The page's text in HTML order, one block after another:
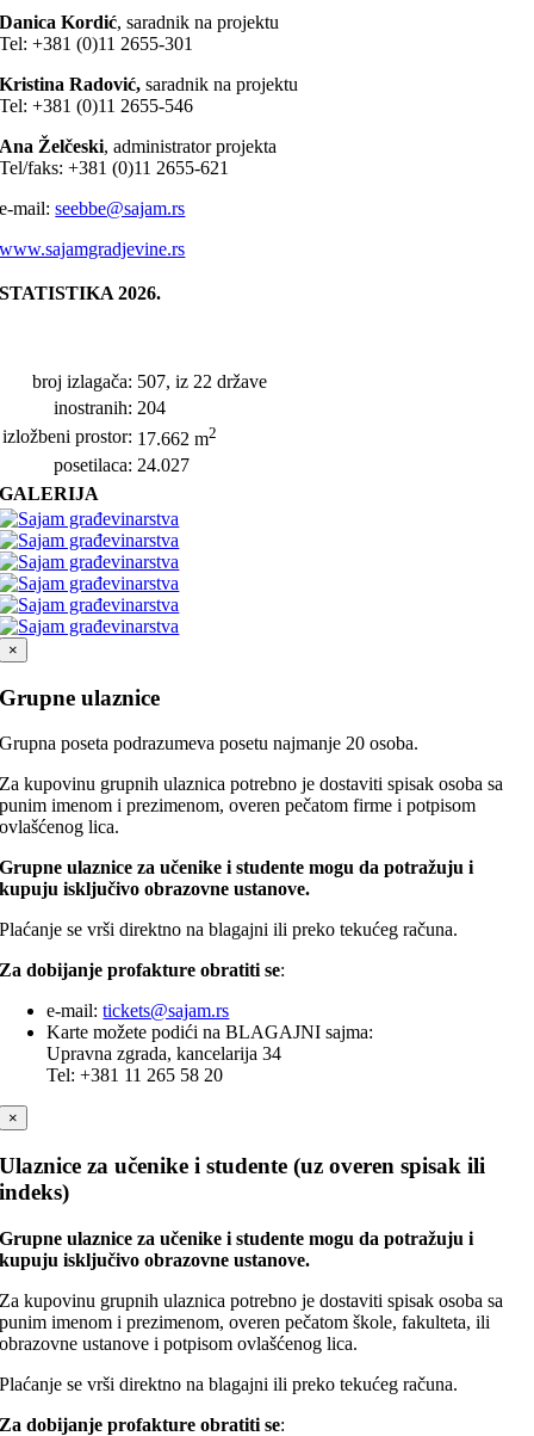
Danica Kordić, saradnik na projektu
Tel: +381 (0)11 2655-301
Kristina Radović,saradnik na projektu
Tel: +381 (0)11 2655-546
Ana Želčeski, administrator projekta
Tel/faks: +381 (0)11 2655-621
e-mail:seebbe@sajam.rs
www.sajamgradjevine.rs
STATISTIKA 2026.
broj izlagača: 507, iz 22 države
inostranih: 204
izložbeni prostor: 17.662 m2
posetilaca: 24.027
GALERIJA
×
Grupne ulaznice
Grupna poseta podrazumeva posetu najmanje 20 osoba.
Za kupovinu grupnih ulaznica potrebno je dostaviti spisak osoba sa
punim imenom i prezimenom, overen pečatom firme i potpisom
ovlašćenog lica.
Grupne ulaznice za učenike i studente mogu da potražuju i
kupuju isključivo obrazovne ustanove.
Plaćanje se vrši direktno na blagajni ili preko tekućeg računa.
Za dobijanje profakture obratiti se:
e-mail:tickets@sajam.rs
Karte možete podići na BLAGAJNI sajma:
Upravna zgrada, kancelarija 34
Tel: +381 11 265 58 20
×
Ulaznice za učenike i studente (uz overen spisak ili
indeks)
Grupne ulaznice za učenike i studente mogu da potražuju i
kupuju isključivo obrazovne ustanove.
Za kupovinu grupnih ulaznica potrebno je dostaviti spisak osoba sa
punim imenom i prezimenom, overen pečatom škole, fakulteta, ili
obrazovne ustanove i potpisom ovlašćenog lica.
Plaćanje se vrši direktno na blagajni ili preko tekućeg računa.
Za dobijanje profakture obratiti se: